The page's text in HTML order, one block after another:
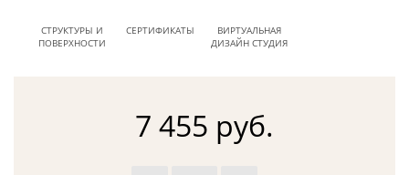
СТРУКТУРЫ И
ПОВЕРХНОСТИ
СЕРТИФИКАТЫ
ВИРТУАЛЬНАЯ
ДИЗАЙН СТУДИЯ
7 455 руб.